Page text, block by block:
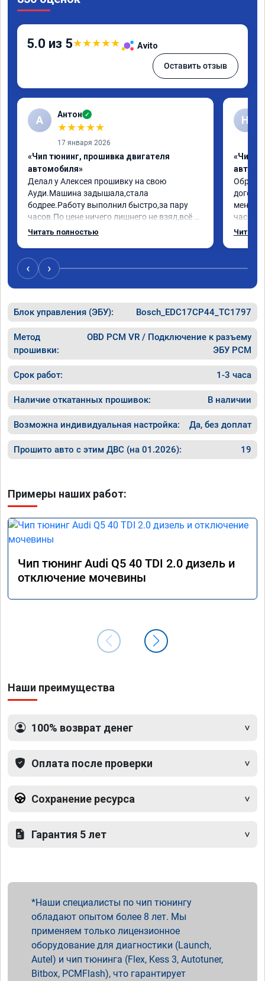
5.0 из 5★★★★★ Avito
Оставить отзыв
А Антон ✓
★★★★★
17 января 2026
«Чип тюнинг, прошивка двигателя
автомобиля»
Делал у Алексея прошивку на свою
Ауди.Машина задышала,стала
бодрее.Работу выполнил быстро,за пару
часов.По цене ничего лишнего не взял,всё
как договаривались заранее.После работы
случае поломки авто.Однозначно
рекомендую Алексея как грамотного
специалиста!
Читать полностью
Н
«Чип
меня
час
Арман
Читать
‹ ›
Блок управления (ЭБУ): Bosch_EDC17CP44_TC1797
Метод
прошивки:
OBD PCM VR / Подключение к разъему
ЭБУ PCM
Срок работ: 1-3 часа
Наличие откатанных прошивок: В наличии
Возможна индивидуальная настройка: Да, без доплат
Прошито авто с этим ДВС (на 01.2026): 19
Примеры наших работ:
Чип тюнинг Audi Q5 40 TDI 2.0 дизель и
отключение мочевины
Наши преимущества
100% возврат денег
Оплата после проверки
Сохранение ресурса
Гарантия 5 лет
Наши специалисты по чип тюнингу
обладают опытом более 8 лет. Мы
применяем только лицензионное
оборудование для диагностики (Launch,
Autel) и чип тюнинга (Flex, Kess 3, Autotuner,
Bitbox, PCMFlash), что гарантирует